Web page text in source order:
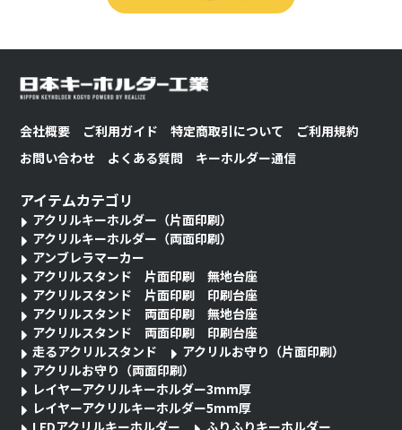
会社概要 ご利用ガイド 特定商取引について
ご利用規約
お問い合わせ
よくある質問 キーホルダー通信
アイテムカテゴリ
アクリルキーホルダー（片面印刷）
アクリルキーホルダー（両面印刷）
アンブレラマーカー
アクリルスタンド 片面印刷 無地台座
アクリルスタンド 片面印刷 印刷台座
アクリルスタンド 両面印刷 無地台座
アクリルスタンド 両面印刷 印刷台座
走るアクリルスタンド
アクリルお守り（片面印刷）
アクリルお守り（両面印刷）
レイヤーアクリルキーホルダー3mm厚
レイヤーアクリルキーホルダー5mm厚
LEDアクリルキーホルダー
ふりふりキーホルダー